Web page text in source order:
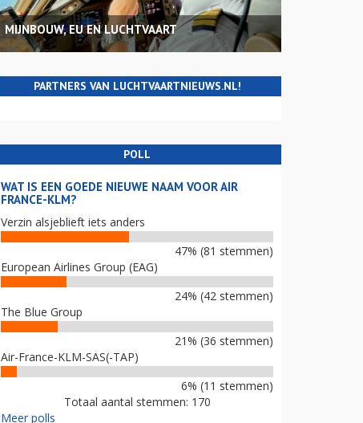
MIJNBOUW, EU EN LUCHTVAART
PARTNERS VAN LUCHTVAARTNIEUWS.NL!
POLL
WAT IS EEN GOEDE NIEUWE NAAM VOOR AIR
FRANCE-KLM?
Verzin alsjeblieft iets anders
47% (81 stemmen)
European Airlines Group (EAG)
24% (42 stemmen)
The Blue Group
21% (36 stemmen)
Air-France-KLM-SAS(-TAP)
6% (11 stemmen)
Totaal aantal stemmen: 170
Meer polls